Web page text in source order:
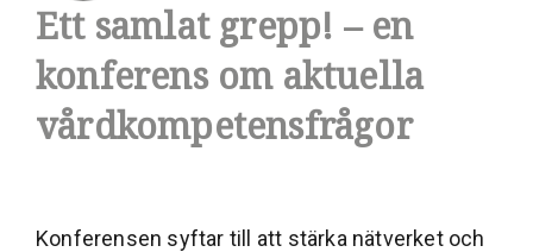
Ett samlat grepp! – en
konferens om aktuella
vårdkompetensfrågor
Konferensen syftar till att stärka nätverket och